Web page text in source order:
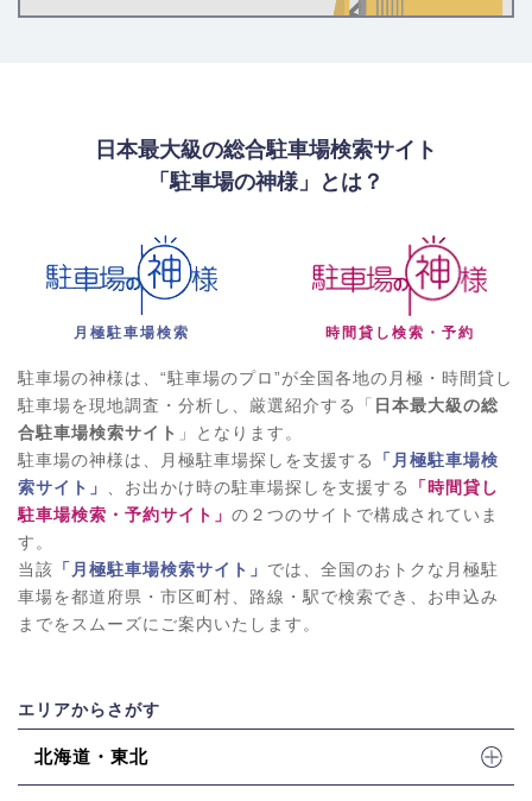
日本最大級の総合駐車場検索サイト
「駐車場の神様」とは？
月極駐車場検索 時間貸し検索・予約
駐車場の神様は、“駐車場のプロ”が全国各地の月極・時間貸し
駐車場を現地調査・分析し、厳選紹介する「 日本最大級の総
合駐車場検索サイト 」となります。
駐車場の神様は、月極駐車場探しを支援する
「月極駐車場検
索サイト」
、お出かけ時の駐車場探しを支援する
「時間貸し
駐車場検索・予約サイト」 の２つのサイトで構成されていま
す。
当該 「月極駐車場検索サイト」 では、全国のおトクな月極駐
車場を都道府県・市区町村、路線・駅で検索でき、お申込み
までをスムーズにご案内いたします。
エリアからさがす
北海道・東北